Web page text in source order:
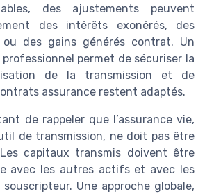
des ajustements peuvent
des intérêts exonérés, des
ou des gains générés contrat. Un
permet de sécuriser la
de la transmission et de
assurance restent adaptés.
de rappeler que l’assurance vie,
de transmission, ne doit pas être
capitaux transmis doivent être
avec les autres actifs et avec les
Une approche globale,